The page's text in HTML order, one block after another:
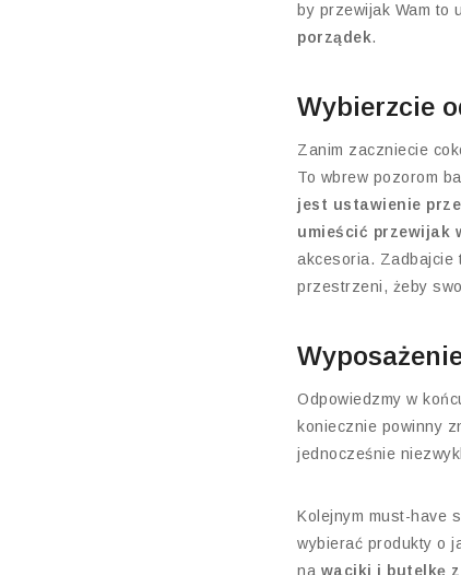
by przewijak Wam to
porządek.
Wybierzcie
Zanim zaczniecie
To wbrew pozorom
jest ustawienie
umieścić przewijak
akcesoria. Zadbajcie
przestrzeni, żeby
Odpowiedzmy w
koniecznie powinny
jednocześnie
Kolejnym must-have
wybierać produkty o
na waciki i butelkę